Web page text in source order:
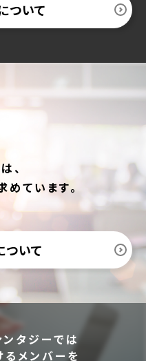
ついて
、
ています。
ついて
ンタジーでは
メンバーを